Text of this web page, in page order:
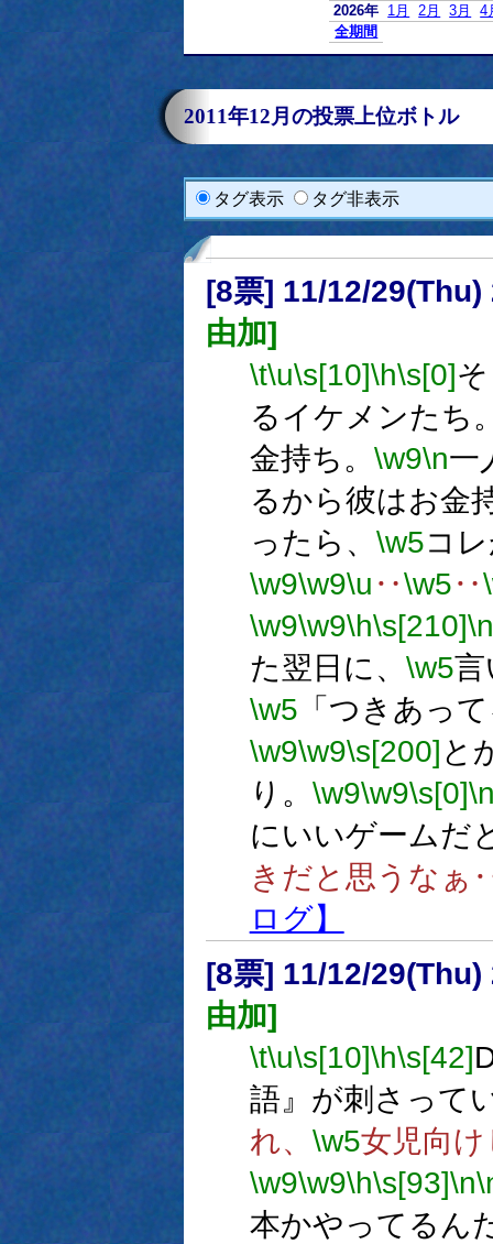
2026年 1月 2月 3月
4
全期間
2011年12月の投票上位ボトル
タグ表示 タグ非表示
[8票] 11/12/
由加]
\t\u\s[10]\h\s[0]
るイケメンたち
金持ち。 \w9\n一
るから彼はお金
ったら、 \w5コ
\w9\w9\u ‥\w5‥
\w9\w9\h\s[210]\n
た翌日に、 \w5言
\w5 「つきあっ
\w9\w9\s[200] と
り。 \w9\w9\s[0]
にいいゲームだ
きだと思うなぁ
ログ】
[8票] 11/12/
由加]
\t\u\s[10]\h\s[42]
語』が刺さって
れ、 \w5女児向
\w9\w9\h\s[93]\n
本かやってるん